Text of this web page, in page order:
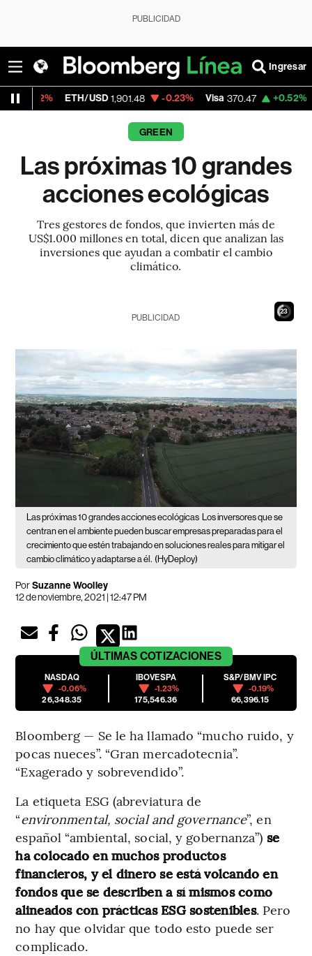
PUBLICIDAD
Ingresar
1,901.48 -0.23% Visa 370.47 +0.52% MercadoLibre
GREEN
Las próximas 10 grandes
acciones ecológicas
Tres gestores de fondos, que invierten más de
US$1.000 millones en total, dicen que analizan las
inversiones que ayudan a combatir el cambio
climático.
21
PUBLICIDAD
Las próximas 10 grandes acciones ecológicas Los inversores que se
centran en el ambiente pueden buscar empresas preparadas para el
crecimiento que estén trabajando en soluciones reales para mitigar el
cambio climático y adaptarse a él. (HyDeploy)
PorSuzanne Woolley
12 de noviembre, 2021 | 12:47 PM
ÚLTIMAS COTIZACIONES
NASDAQ
-0.06%
26,348.35
IBOVESPA
-1.23%
175,546.36
S&P/BMV IPC
-0.19%
66,396.15
Bloomberg — Se le ha llamado “mucho ruido, y
pocas nueces”. “Gran mercadotecnia”.
“Exagerado y sobrevendido”.
La etiqueta ESG (abreviatura de
“environmental, social and governance”, en
español “ambiental, social, y gobernanza”) se
ha colocado en muchos productos
financieros, y el dinero se está volcando en
fondos que se describen a sí mismos como
alineados con prácticas ESG sostenibles. Pero
no hay que olvidar que todo esto puede ser
complicado.